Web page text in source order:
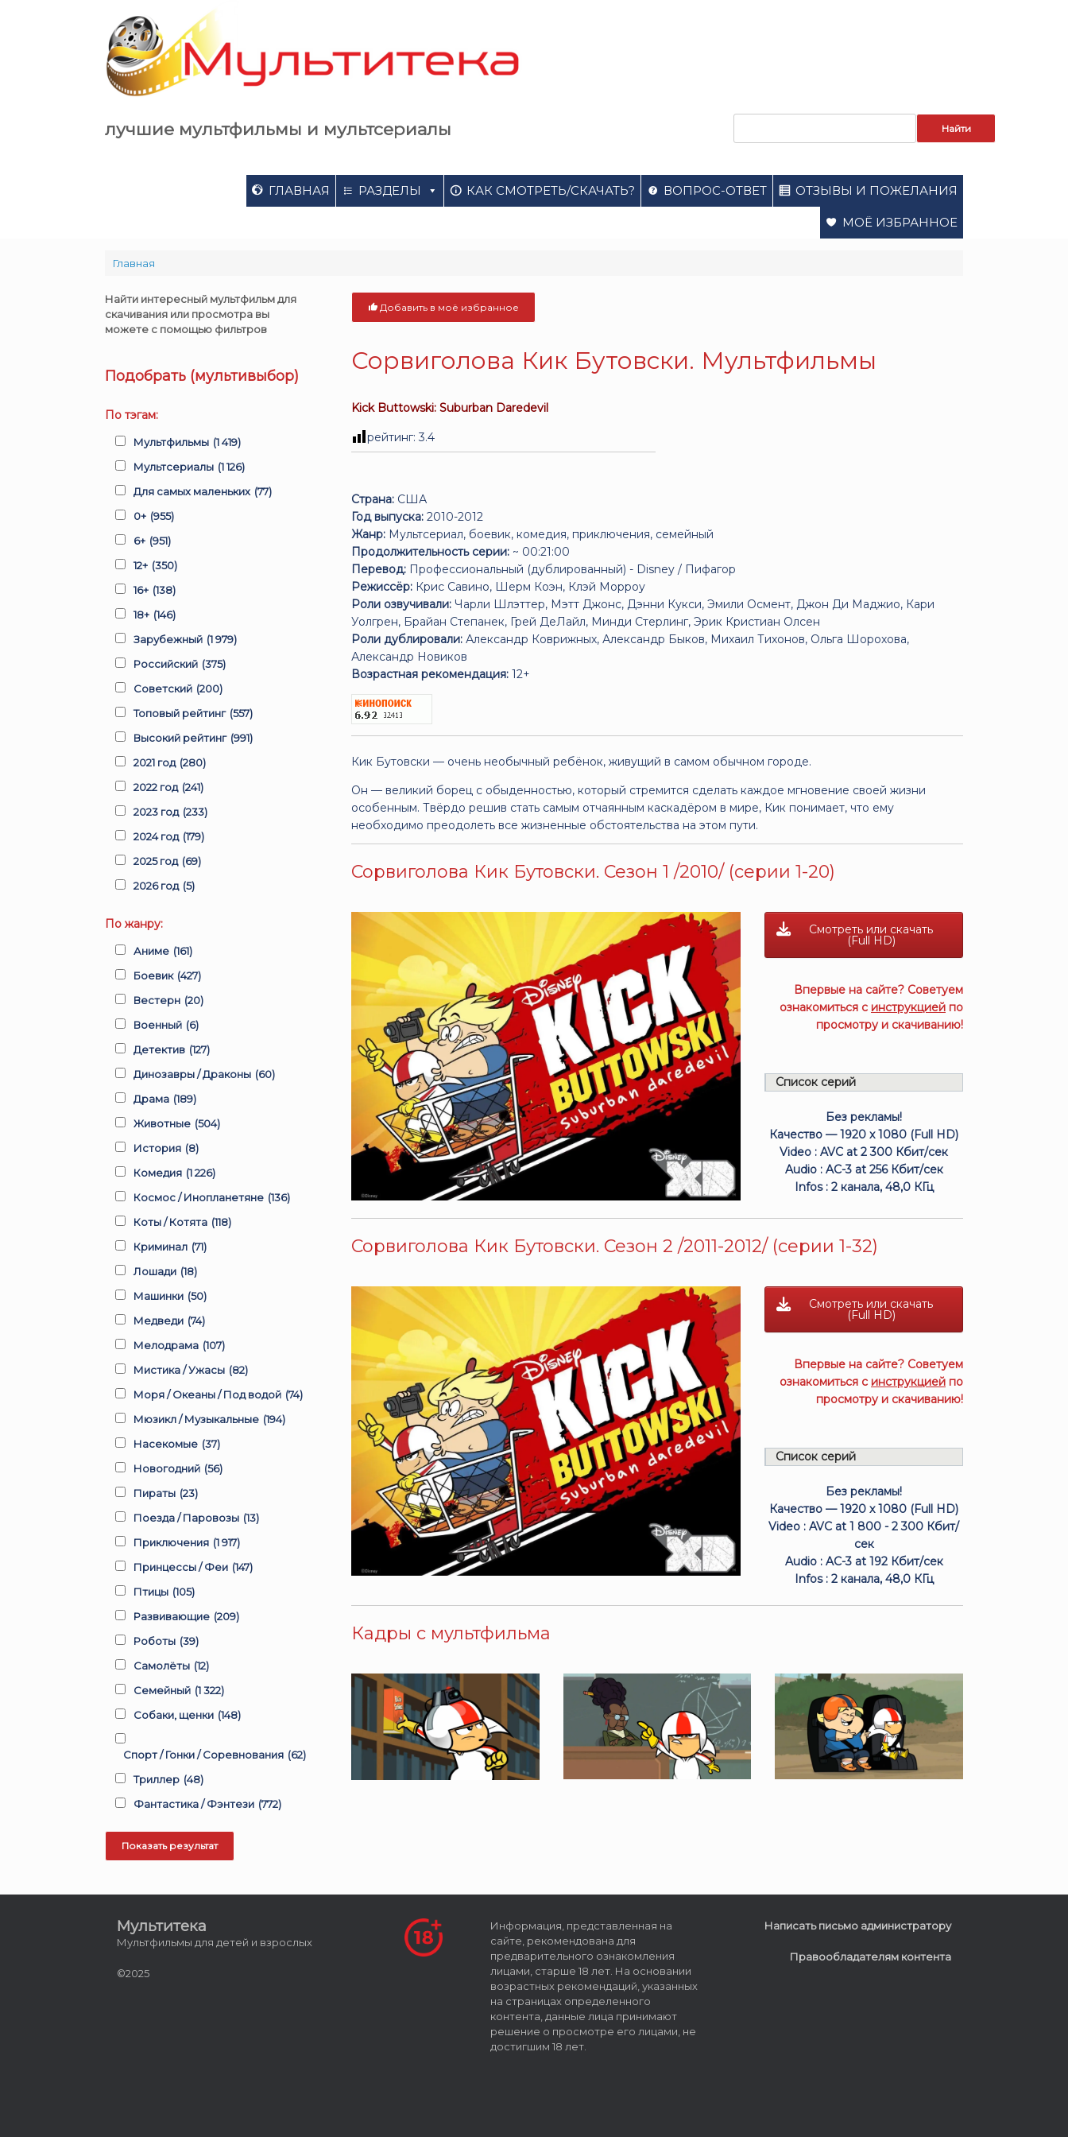
лучшие мультфильмы и мультсериалы
ГЛАВНАЯ РАЗДЕЛЫ КАК СМОТРЕТЬ/СКАЧАТЬ? ВОПРОС-ОТВЕТ ОТЗЫВЫ И ПОЖЕЛАНИЯ
МОЁ ИЗБРАННОЕ
Главная
Добавить в моё избранное
Сорвиголова Кик Бутовски. Мультфильмы
Kick Buttowski: Suburban Daredevil
рейтинг:3.4
Страна: США
Год выпуска:2010-2012
Жанр: Мультсериал, боевик, комедия, приключения, семейный
Продолжительность серии: ~ 00:21:00
Перевод: Профессиональный (дублированный) - Disney / Пифагор
Режиссёр: Крис Савино, Шерм Коэн, Клэй Морроу
Роли озвучивали: Чарли Шлэттер, Мэтт Джонс, Дэнни Кукси, Эмили Осмент, Джон Ди Маджио, Кари
Уолгрен, Брайан Степанек, Грей ДеЛайл, Минди Стерлинг, Эрик Кристиан Олсен
Роли дублировали: Александр Коврижных, Александр Быков, Михаил Тихонов, Ольга Шорохова,
Александр Новиков
Возрастная рекомендация: 12+
Кик Бутовски — очень необычный ребёнок, живущий в самом обычном городе.
Он — великий борец с обыденностью, который стремится сделать каждое мгновение своей жизни
особенным. Твёрдо решив стать самым отчаянным каскадёром в мире, Кик понимает, что ему
необходимо преодолеть все жизненные обстоятельства на этом пути.
Сорвиголова Кик Бутовски. Сезон 1 /2010/ (серии 1-20)
Смотреть или скачать
(Full HD)
Впервые на сайте? Советуем
ознакомиться с инструкцией по
просмотру и скачиванию!
Список серий
Без рекламы!
Качество — 1920 x 1080 (Full HD)
Video : AVC at 2 300 Кбит/сек
Audio : AC-3 at 256 Кбит/сек
Infos : 2 канала, 48,0 КГц
Сорвиголова Кик Бутовски. Сезон 2 /2011-2012/ (серии 1-32)
Смотреть или скачать
(Full HD)
Впервые на сайте? Советуем
ознакомиться с инструкцией по
просмотру и скачиванию!
Список серий
Без рекламы!
Качество — 1920 x 1080 (Full HD)
Video : AVC at 1 800 - 2 300 Кбит/
сек
Audio : AC-3 at 192 Кбит/сек
Infos : 2 канала, 48,0 КГц
Кадры с мультфильма
Найти интересный мультфильм для
скачивания или просмотра вы
можете с помощью фильтров
Подобрать (мультивыбор)
По тэгам:
Мультфильмы (1 419)
Мультсериалы (1 126)
Для самых маленьких (77)
0+ (955)
6+ (951)
12+ (350)
16+ (138)
18+ (146)
Зарубежный (1 979)
Российский (375)
Советский (200)
Топовый рейтинг (557)
Высокий рейтинг (991)
2021 год (280)
2022 год (241)
2023 год (233)
2024 год (179)
2025 год (69)
2026 год (5)
По жанру:
Аниме (161)
Боевик (427)
Вестерн (20)
Военный (6)
Детектив (127)
Динозавры / Драконы (60)
Драма (189)
Животные (504)
История (8)
Комедия (1 226)
Космос / Инопланетяне (136)
Коты / Котята (118)
Криминал (71)
Лошади (18)
Машинки (50)
Медведи (74)
Мелодрама (107)
Мистика / Ужасы (82)
Моря / Океаны / Под водой (74)
Мюзикл / Музыкальные (194)
Насекомые (37)
Новогодний (56)
Пираты (23)
Поезда / Паровозы (13)
Приключения (1 917)
Принцессы / Феи (147)
Птицы (105)
Развивающие (209)
Роботы (39)
Самолёты (12)
Семейный (1 322)
Собаки, щенки (148)
Спорт / Гонки / Соревнования (62)
Триллер (48)
Фантастика / Фэнтези (772)
Мультитека
Мультфильмы для детей и взрослых
©2025
Информация, представленная на
сайте, рекомендована для
предварительного ознакомления
лицами, старше 18 лет. На основании
возрастных рекомендаций, указанных
на страницах определенного
контента, данные лица принимают
решение о просмотре его лицами, не
достигшим 18 лет.
Написать письмо администратору
Правообладателям контента